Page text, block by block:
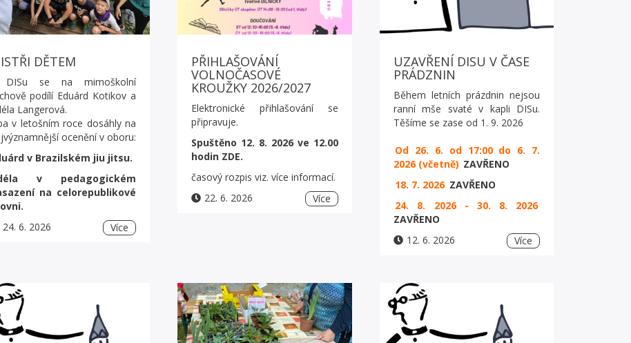
DĚTEM
se na mimoškolní
podílí Eduárd Kotikov a
Langerová.
v letošním roce dosáhly na
ocenění v oboru:
v Brazilském jiu jitsu.
v pedagogickém
na celorepublikové
24. 6. 2026
Více
PŘIHLAŠOVÁNÍ
VOLNOČASOVÉ
KROUŽKY 2026/2027
Elektronické přihlašování se
připravuje.
Spuštěno 12. 8. 2026 ve 12.00
hodin ZDE.
časový rozpis viz. více informací.
22. 6. 2026
Více
UZAVŘENÍ DISU V ČASE
PRÁDZNIN
Během letních prázdnin nejsou
ranní mše svaté v kapli DISu.
Těšíme se zase od 1. 9. 2026
Od 26. 6. od 17:00 do 6. 7.
2026 (včetně) ZAVŘENO
18. 7. 2026 ZAVŘENO
24. 8. 2026 - 30. 8. 2026
ZAVŘENO
12. 6. 2026
Více